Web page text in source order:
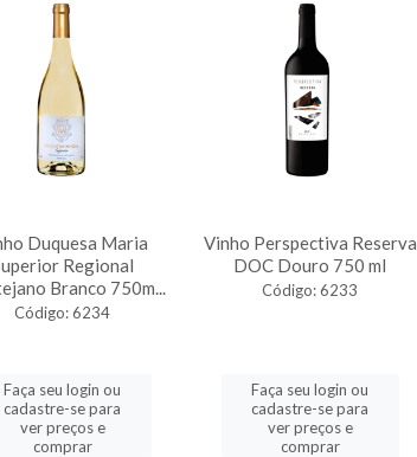
Duquesa Maria
Regional
Branco 750m...
Código: 6234
Faça seu login ou
cadastre-se para
ver preços e
comprar
Vinho Perspectiva Reserva
DOC Douro 750 ml
Código: 6233
Faça seu login ou
cadastre-se para
ver preços e
comprar